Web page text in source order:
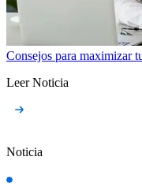
Consejos para maximizar
Leer Noticia
Noticia